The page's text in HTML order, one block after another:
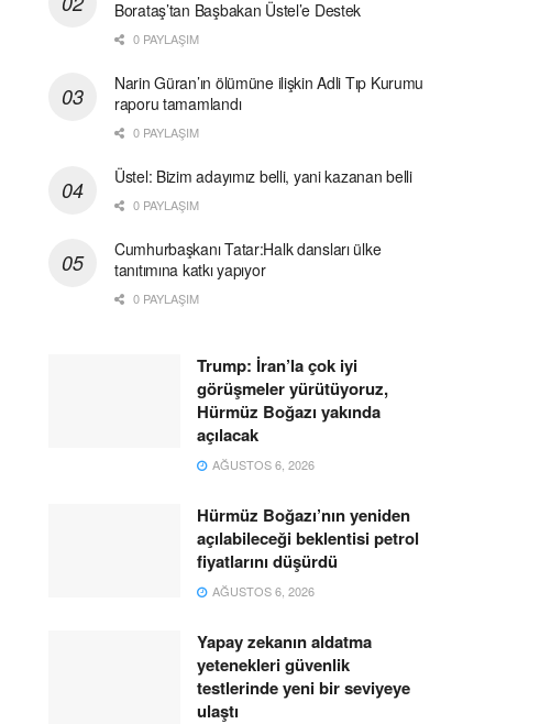
Borataş’tan Başbakan Üstel’e Destek
0 PAYLAŞIM
Narin Güran’ın ölümüne ilişkin Adli Tıp Kurumu
raporu tamamlandı
0 PAYLAŞIM
Üstel: Bizim adayımız belli, yani kazanan belli
0 PAYLAŞIM
Cumhurbaşkanı Tatar:Halk dansları ülke
tanıtımına katkı yapıyor
0 PAYLAŞIM
Trump: İran’la çok iyi
görüşmeler yürütüyoruz,
Hürmüz Boğazı yakında
açılacak
AĞUSTOS 6, 2026
Hürmüz Boğazı’nın yeniden
açılabileceği beklentisi petrol
fiyatlarını düşürdü
AĞUSTOS 6, 2026
Yapay zekanın aldatma
yetenekleri güvenlik
testlerinde yeni bir seviyeye
ulaştı